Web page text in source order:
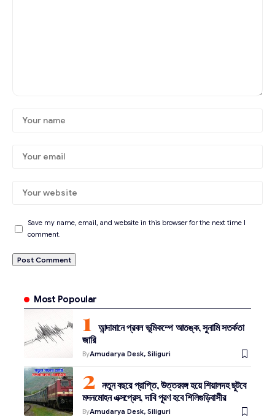
Save my name, email, and website in this browser for the next time I
comment.
Most Popoular
আন্দামানে প্রবল ভূমিকম্পে আতঙ্ক, সুনামি সতর্কতা
জারি
ByAmudarya Desk, Siliguri
নতুন বছরে প্রাপ্তি, উত্তরবঙ্গ হয়ে শিয়ালদহ ছুটবে
মদনমোহন এক্সপ্রেস, দাবি পূরণ হবে শিলিগুড়িবাসীর
ByAmudarya Desk, Siliguri